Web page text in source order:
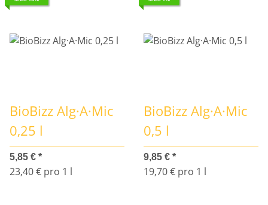
BioBizz Alg·A·Mic
0,25 l
5,85 € *
23,40 € pro 1 l
BioBizz Alg·A·Mic
0,5 l
9,85 € *
19,70 € pro 1 l